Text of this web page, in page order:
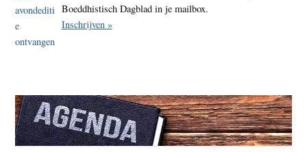
Boeddhistisch Dagblad in je mailbox.
Inschrijven »